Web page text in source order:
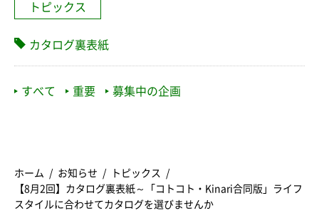
トピックス
カタログ裏表紙
すべて 重要 募集中の企画
ホーム お知らせ
トピックス
【8月2回】カタログ裏表紙～「コトコト・Kinari合同版」ライフ
スタイルに合わせてカタログを選びませんか